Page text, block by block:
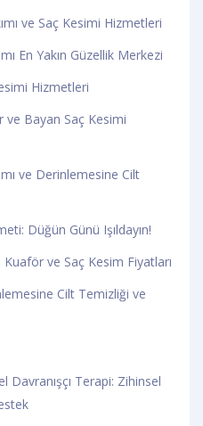
ve Saç Kesimi Hizmetleri
En Yakın Güzellik Merkezi
Hizmetleri
ve Bayan Saç Kesimi
ve Derinlemesine Cilt
Düğün Günü Işıldayın!
Kuaför ve Saç Kesim Fiyatları
Cilt Temizliği ve
Terapi: Zihinsel